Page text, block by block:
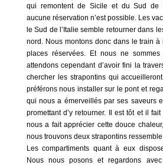
qui remontent de Sicile et du Sud de
aucune réservation n’est possible. Les
le Sud de l’Italie semble retourner dans
nord. Nous montons donc dans le train à
places réservées. Et nous ne
attendons cependant d’avoir fini la
chercher les strapontins qui
préférons nous installer sur le pont et
qui nous a émerveillés par ses saveurs
promettant d’y retourner. Il est tôt et il
nous a fait apprécier cette douce
nous trouvons deux strapontins
Les compartiments quant à eux
Nous nous posons et regardons